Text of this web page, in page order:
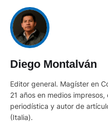
Diego Montalván
Editor general. Magíster en
21 años en medios
periodística y autor de
(Italia).